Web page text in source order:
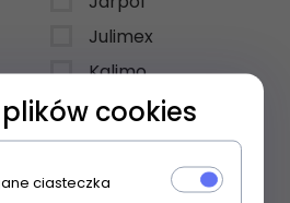
Julimex
Kalimo
Kamea
kappa
Kasia Miciak design
cookies
ciasteczka